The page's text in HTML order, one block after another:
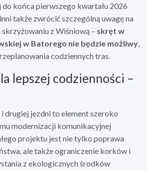
do końca pierwszego kwartału 2026
także zwrócić szczególną uwagę na
z Wiśniową – skręt w
w Batorego nie będzie możliwy,
codziennych tras.
lepszej codzienności –
drugiej jezdni to element szeroko
modernizacji komunikacyjnej
projektu jest nie tylko poprawa
ale także ograniczenie korków i
z ekologicznych środków